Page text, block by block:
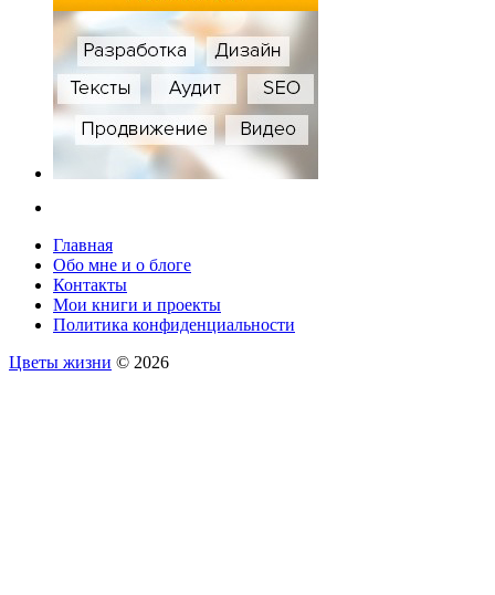
Главная
Обо мне и о блоге
Контакты
Мои книги и проекты
Политика конфиденциальности
Цветы жизни © 2026